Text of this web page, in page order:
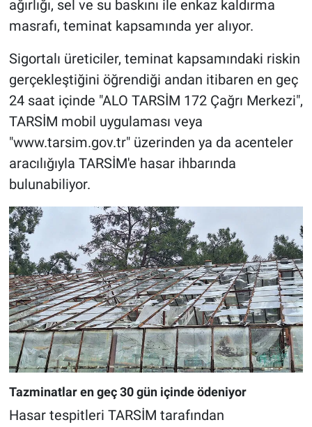
ağırlığı, sel ve su baskını ile enkaz kaldırma
masrafı, teminat kapsamında yer alıyor.
Sigortalı üreticiler, teminat kapsamındaki riskin
gerçekleştiğini öğrendiği andan itibaren en geç
24 saat içinde "ALO TARSİM 172 Çağrı Merkezi",
TARSİM mobil uygulaması veya
"www.tarsim.gov.tr" üzerinden ya da acenteler
aracılığıyla TARSİM'e hasar ihbarında
bulunabiliyor.
Tazminatlar en geç 30 gün içinde ödeniyor
Hasar tespitleri TARSİM tarafından